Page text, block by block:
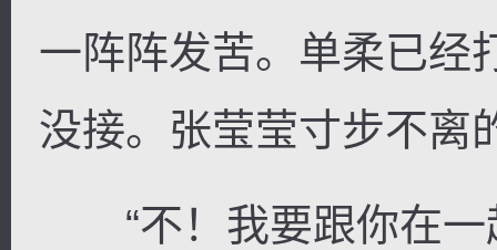
一阵阵发苦。单柔已经
没接。张莹莹寸步不离
“不！我要跟你在一